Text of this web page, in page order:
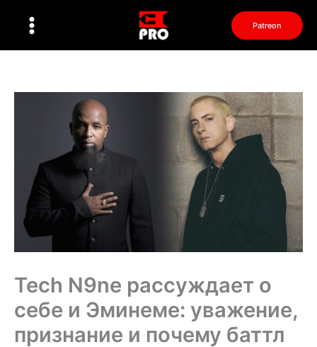
Patreon
Tech N9ne рассуждает о
себе и Эминеме: уважение,
признание и почему баттл